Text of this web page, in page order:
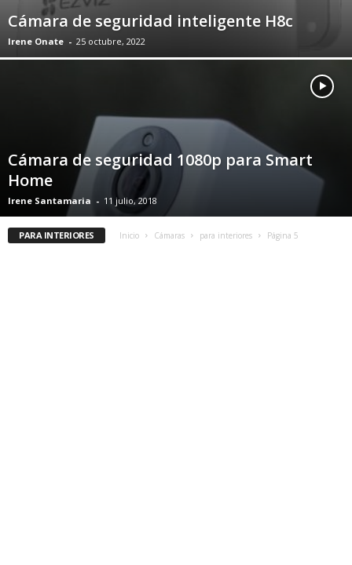
Cámara de seguridad inteligente H8c
Irene Onate - 25 octubre, 2022
Cámara de seguridad 1080p para Smart
Home
Irene Santamaria - 11 julio, 2018
PARA INTERIORES Inicio Cámaras para interiores Página 5